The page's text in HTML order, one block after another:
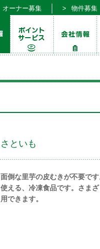
オーナー募集 物件募集
さといも
面倒な里芋の皮むきが不要で
使える、冷凍食品です。さま
用できます。